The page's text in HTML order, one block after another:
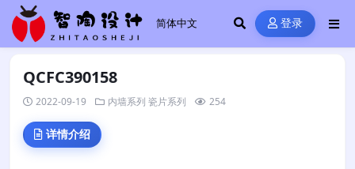
登录
QCFC390158
2022-09-19 内墙系列 瓷片系列 254
详情介绍